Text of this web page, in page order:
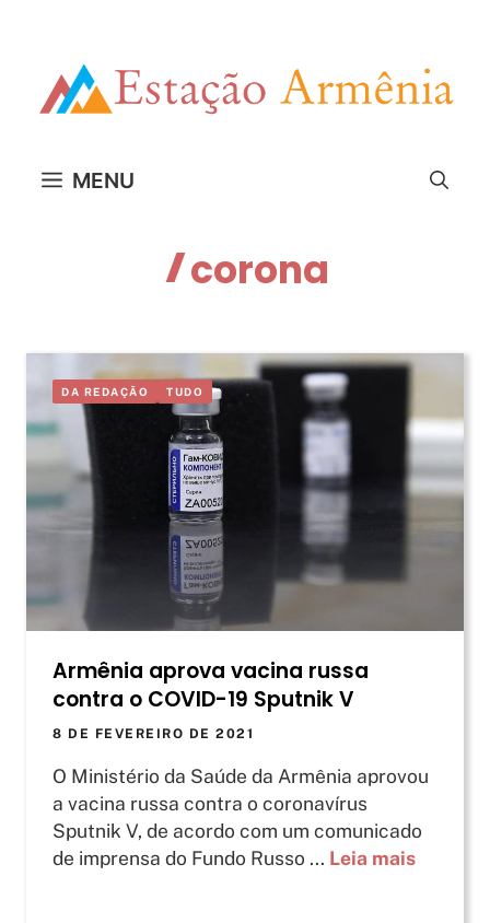
MENU
corona
DA REDAÇÃO TUDO
Armênia aprova vacina russa
contra o COVID-19 Sputnik V
8 DE FEVEREIRO DE 2021
O Ministério da Saúde da Armênia aprovou
a vacina russa contra o coronavírus
Sputnik V, de acordo com um comunicado
de imprensa do Fundo Russo ... Leia mais